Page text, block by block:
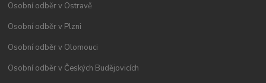
Osobní odběr v Ostravě
Osobní odběr v Plzni
Osobní odběr v Olomouci
Osobní odběr v Českých Budějovicích